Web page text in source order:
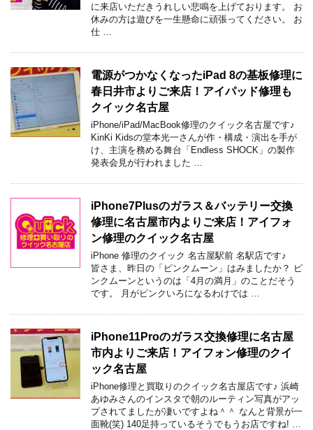
に来店いただきうれしい悲鳴を上げております。 お
休みの方は遊びを一生懸命に頑張ってください。 お
仕 …
電源がつかなくなったiPad 8の基板修理に
春日井市よりご来店！アイパッド修理も
クイック名古屋
iPhone/iPad/MacBook修理のクイック名古屋です♪
KinKi Kidsの堂本光一さんが作・構成・演出を手が
け、主演を務める舞台「Endless SHOCK」の製作
発表会見が行われました …
iPhone7Plusのガラス＆バッテリー交換
修理に名古屋市内よりご来店！アイフォ
ン修理のクイック名古屋
iPhone 修理のクイック 名古屋駅前 名駅店です♪
皆さま、昨日の「ピンクムーン」はみましたか？ ピ
ンクムーンというのは「4月の満月」のことだそう
です。 月がピンクいろになるわけでは …
iPhone11Proのガラス交換修理に名古屋
市内よりご来店！アイフォン修理のクイ
ック名古屋
iPhone修理と買取りのクイック名古屋店です♪ 浜崎
あゆみさんのインスタで朝のルーティン写真がアッ
プされてましたが凄いですよね＾＾ なんと背景が一
面靴(笑) 140足持っているそうでもうお店ですね! …